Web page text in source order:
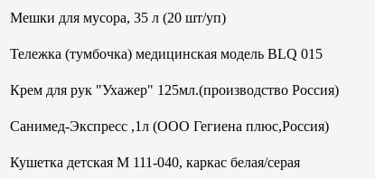
Мешки для мусора, 35 л (20 шт/уп)
Тележка (тумбочка) медицинская модель BLQ 015
Крем для рук "Ухажер" 125мл.(производство Россия)
Санимед-Экспресс ,1л (ООО Гегиена плюс,Россия)
Кушетка детская М 111-040, каркас белая/серая